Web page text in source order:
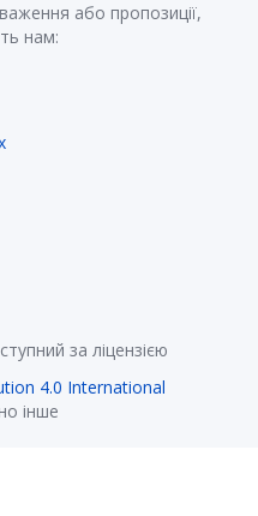
або пропозиції,
нам:
за ліцензією
4.0 International
інше